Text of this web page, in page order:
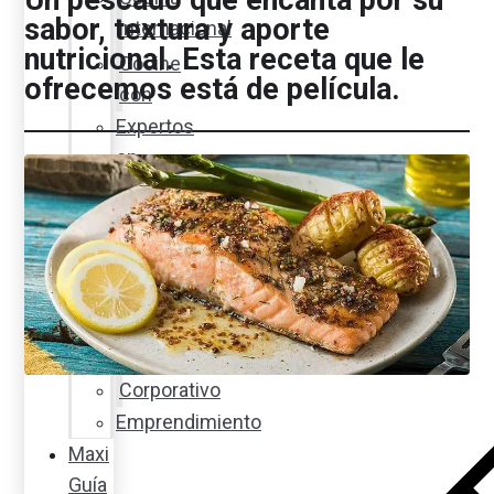
internacional
Cocine
con
Expertos
en
cocina
Noticias
Ambiente
Favorita
en
acción
Corporativo
Emprendimiento
Maxi
Guía
sabor, textura y aporte
nutricional. Esta receta que le
ofrecemos está de película.